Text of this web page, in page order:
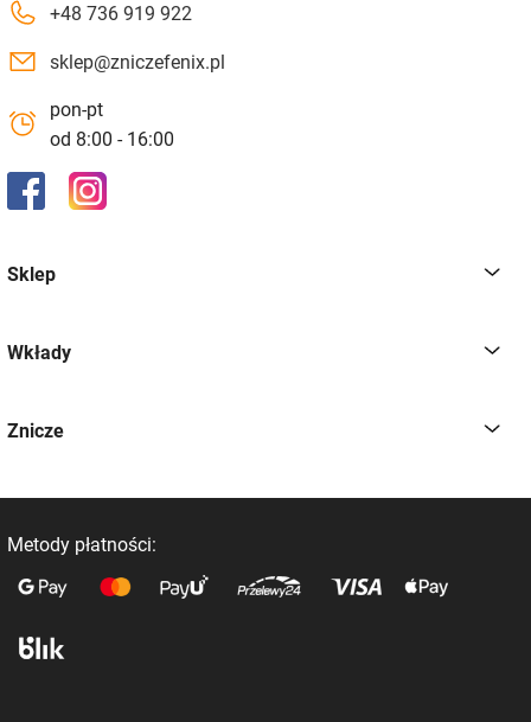
+48 736 919 922
sklep@zniczefenix.pl
pon-pt
od 8:00 - 16:00
Sklep
Wkłady
Znicze
Metody płatności: